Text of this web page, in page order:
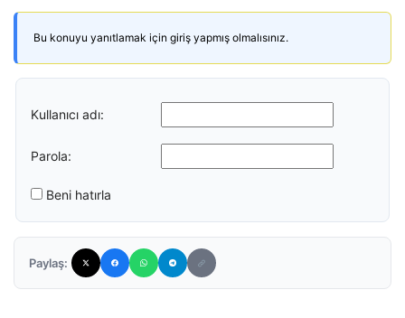
Bu konuyu yanıtlamak için giriş yapmış olmalısınız.
Kullanıcı adı:
Parola:
Beni hatırla
Paylaş: